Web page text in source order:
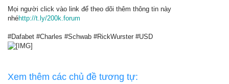
Mọi người click vào link để theo dõi thêm thông tin này
nhéhttp://t.ly/200k.forum
#Dafabet #Charles #Schwab #RickWurster #USD
Xem thêm các chủ đề tương tự: